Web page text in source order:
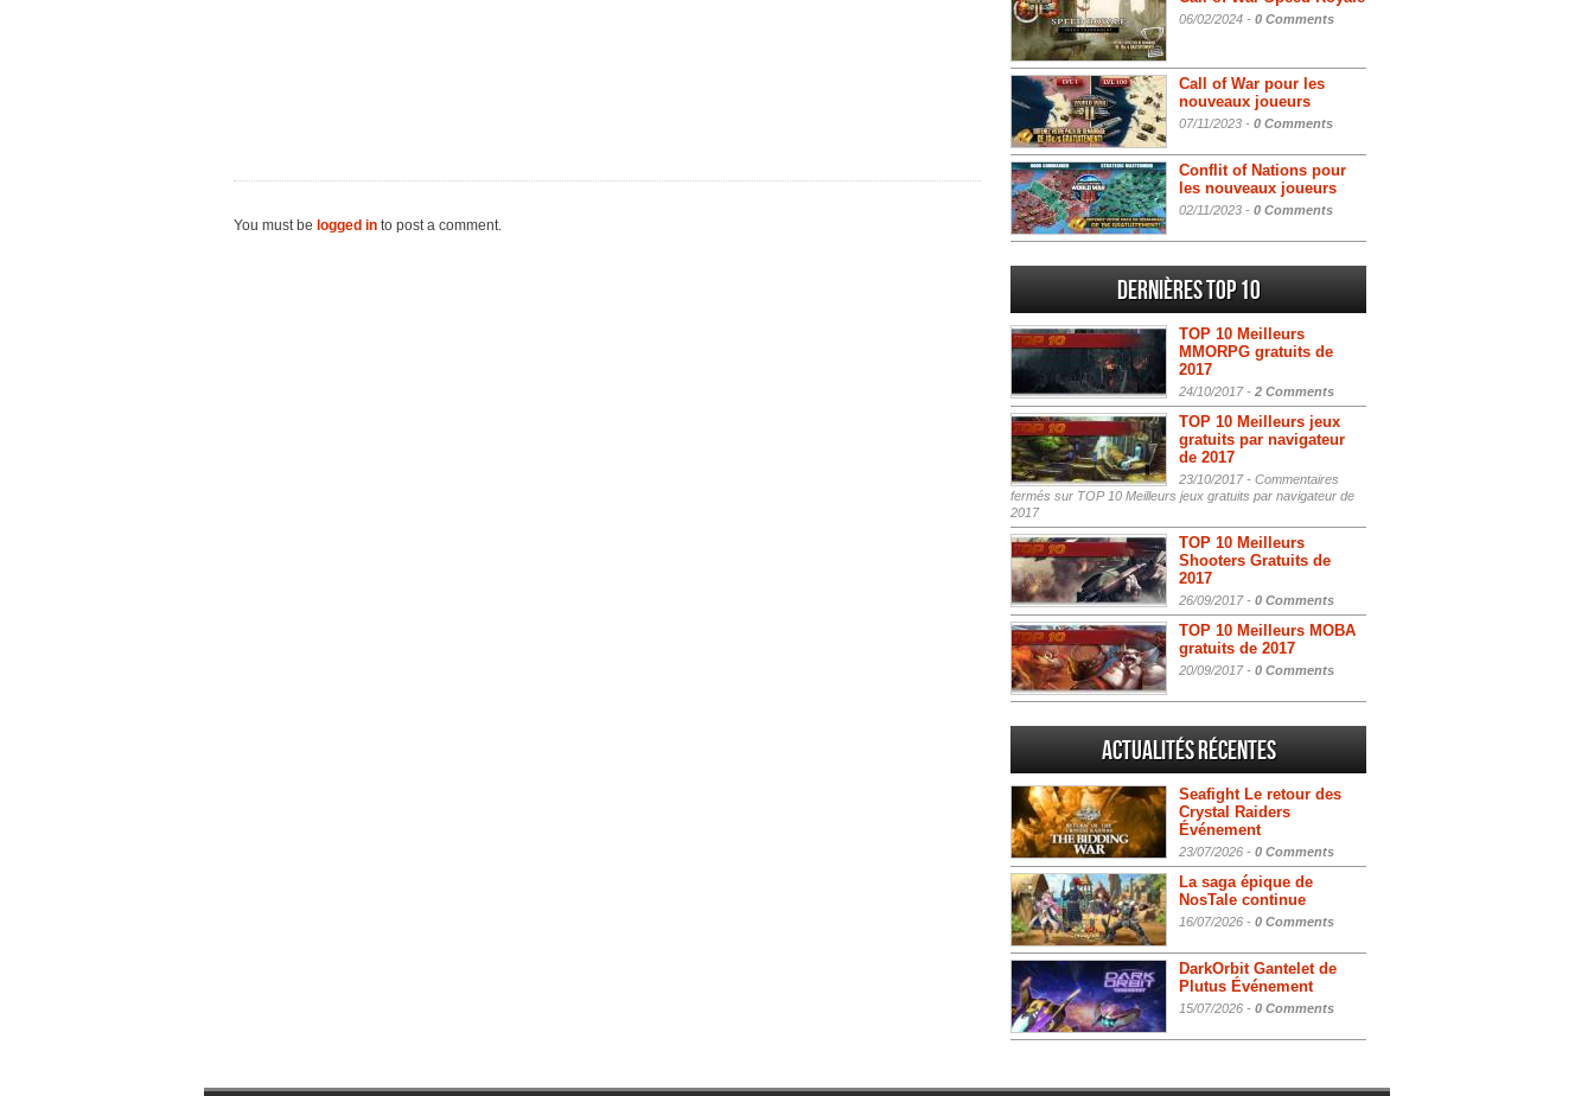
You must be logged in to post a comment.
06/02/2024 - 0 Comments
Call of War pour les
nouveaux joueurs
07/11/2023 - 0 Comments
Conflit of Nations pour
les nouveaux joueurs
02/11/2023 - 0 Comments
Dernières Top 10
TOP 10 Meilleurs
MMORPG gratuits de
2017
24/10/2017 - 2 Comments
TOP 10 Meilleurs jeux
gratuits par navigateur
de 2017
23/10/2017 - Commentaires
fermés sur TOP 10 Meilleurs jeux gratuits par navigateur de
2017
TOP 10 Meilleurs
Shooters Gratuits de
2017
26/09/2017 - 0 Comments
TOP 10 Meilleurs MOBA
gratuits de 2017
20/09/2017 - 0 Comments
Actualités Récentes
Seafight Le retour des
Crystal Raiders
Événement
23/07/2026 - 0 Comments
La saga épique de
NosTale continue
16/07/2026 - 0 Comments
DarkOrbit Gantelet de
Plutus Événement
15/07/2026 - 0 Comments